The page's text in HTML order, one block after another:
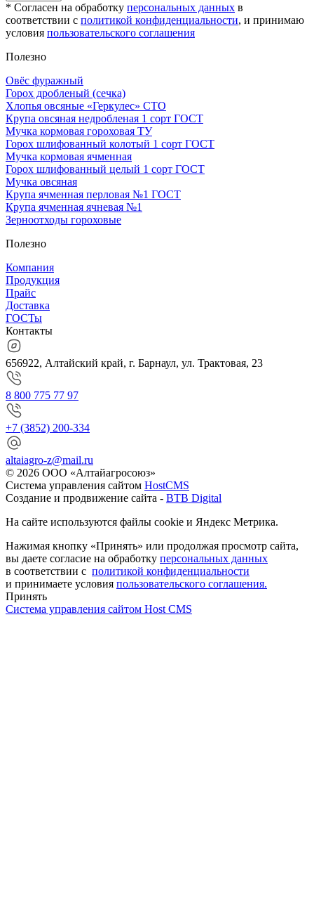
* Согласен на обработку персональных данных в
соответствии с политикой конфиденциальности, и принимаю
условия пользовательского соглашения
Полезно
Овёс фуражный
Горох дробленый (сечка)
Хлопья овсяные «Геркулес» СТО
Крупа овсяная недробленая 1 сорт ГОСТ
Мучка кормовая гороховая ТУ
Горох шлифованный колотый 1 сорт ГОСТ
Мучка кормовая ячменная
Горох шлифованный целый 1 сорт ГОСТ
Мучка овсяная
Крупа ячменная перловая №1 ГОСТ
Крупа ячменная ячневая №1
Зерноотходы гороховые
Полезно
Компания
Продукция
Прайс
Доставка
ГОСТы
Контакты
656922, Алтайский край, г. Барнаул, ул. Трактовая, 23
8 800 775 77 97
+7 (3852) 200-334
altaiagro-z@mail.ru
© 2026 ООО «Алтайагросоюз»
Система управления сайтом HostCMS
Создание и продвижение сайта - BTB Digital
На сайте используются файлы cookie и Яндекс Метрика.
Нажимая кнопку «Принять» или продолжая просмотр сайта,
вы даете согласие на обработку персональных данных
в соответствии с политикой конфиденциальности
и принимаете условия пользовательского соглашения.
Принять
Система управления сайтом Host CMS